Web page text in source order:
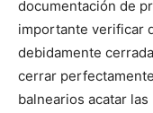
documentación de
importante verificar
debidamente
cerrar
balnearios acatar